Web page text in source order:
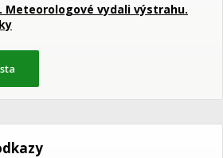
Meteorologové vydali výstrahu.